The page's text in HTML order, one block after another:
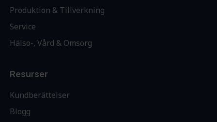
Produktion & Tillverkning
Service
Hälso-, Vård & Omsorg
Resurser
Kundberättelser
Blogg